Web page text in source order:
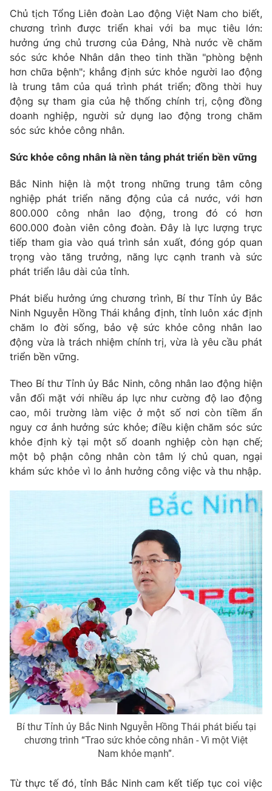
Chủ tịch Tổng Liên đoàn Lao động Việt Nam cho biết,
chương trình được triển khai với ba mục tiêu lớn:
hưởng ứng chủ trương của Đảng, Nhà nước về chăm
sóc sức khỏe Nhân dân theo tinh thần "phòng bệnh
hơn chữa bệnh"; khẳng định sức khỏe người lao động
là trung tâm của quá trình phát triển; đồng thời huy
động sự tham gia của hệ thống chính trị, cộng đồng
doanh nghiệp, người sử dụng lao động trong chăm
sóc sức khỏe công nhân.
Sức khỏe công nhân là nền tảng phát triển bền vững
Bắc Ninh hiện là một trong những trung tâm công
nghiệp phát triển năng động của cả nước, với hơn
800.000 công nhân lao động, trong đó có hơn
600.000 đoàn viên công đoàn. Đây là lực lượng trực
tiếp tham gia vào quá trình sản xuất, đóng góp quan
trọng vào tăng trưởng, năng lực cạnh tranh và sức
phát triển lâu dài của tỉnh.
Phát biểu hưởng ứng chương trình, Bí thư Tỉnh ủy Bắc
Ninh Nguyễn Hồng Thái khẳng định, tỉnh luôn xác định
chăm lo đời sống, bảo vệ sức khỏe công nhân lao
động vừa là trách nhiệm chính trị, vừa là yêu cầu phát
triển bền vững.
Theo Bí thư Tỉnh ủy Bắc Ninh, công nhân lao động hiện
vẫn đối mặt với nhiều áp lực như cường độ lao động
cao, môi trường làm việc ở một số nơi còn tiềm ẩn
nguy cơ ảnh hưởng sức khỏe; điều kiện chăm sóc sức
khỏe định kỳ tại một số doanh nghiệp còn hạn chế;
một bộ phận công nhân còn tâm lý chủ quan, ngại
khám sức khỏe vì lo ảnh hưởng công việc và thu nhập.
Bí thư Tỉnh ủy Bắc Ninh Nguyễn Hồng Thái phát biểu tại
chương trình “Trao sức khỏe công nhân - Vì một Việt
Nam khỏe mạnh”.
Từ thực tế đó, tỉnh Bắc Ninh cam kết tiếp tục coi việc